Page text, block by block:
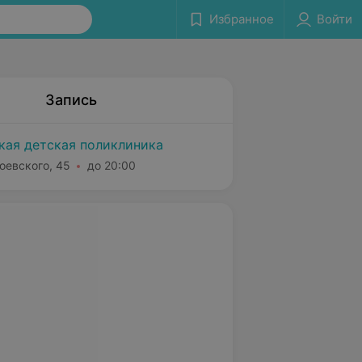
Избранное Войти
Запись
детская поликлиника
45 до 20:00